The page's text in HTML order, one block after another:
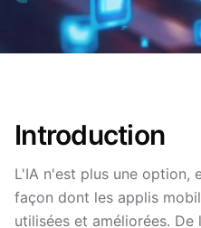
Introduction
L'IA n'est plus une option,
façon dont les applis
utilisées et améliorées. De